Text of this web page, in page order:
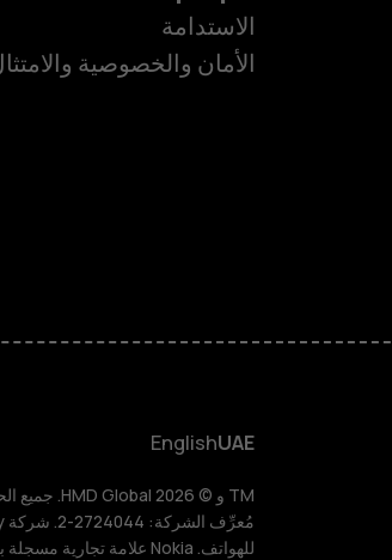
الهواتف الذكية
Terra M
HMD DUB
HMD Watch
الاستدامة
الأمان والخصوصية
UAE
English
للهواتف. Nokia علامة تجارية مسجلة باسم شركة Nokia Corporation.